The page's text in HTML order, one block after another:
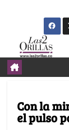
Con la
el pulso